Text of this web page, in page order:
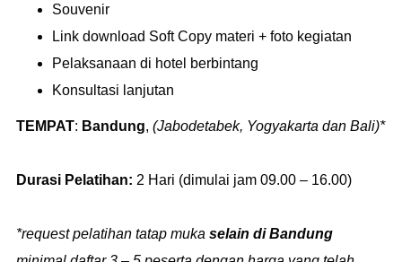
Souvenir
Link download Soft Copy materi + foto kegiatan
Pelaksanaan di hotel berbintang
Konsultasi lanjutan
TEMPAT: Bandung, (Jabodetabek, Yogyakarta dan Bali)*
Durasi Pelatihan: 2 Hari (dimulai jam 09.00 – 16.00)
*request pelatihan tatap muka selain di Bandung